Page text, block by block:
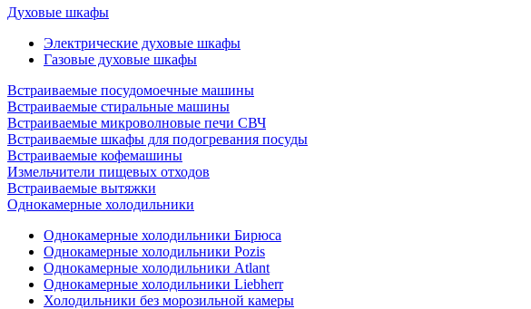
Духовые шкафы
Электрические духовые шкафы
Газовые духовые шкафы
Встраиваемые посудомоечные машины
Встраиваемые стиральные машины
Встраиваемые микроволновые печи СВЧ
Встраиваемые шкафы для подогревания посуды
Встраиваемые кофемашины
Измельчители пищевых отходов
Встраиваемые вытяжки
Однокамерные холодильники
Однокамерные холодильники Бирюса
Однокамерные холодильники Pozis
Однокамерные холодильники Atlant
Однокамерные холодильники Liebherr
Холодильники без морозильной камеры